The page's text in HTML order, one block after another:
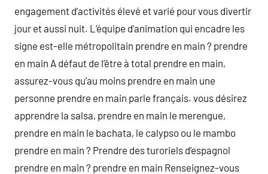
engagement d’activités élevé et varié pour vous divertir
jour et aussi nuit. L’équipe d’animation qui encadre les
signe est-elle métropolitain prendre en main ? prendre
en main A défaut de l’être à total prendre en main,
assurez-vous qu’au moins prendre en main une
personne prendre en main parle français. vous désirez
apprendre la salsa, prendre en main le merengue,
prendre en main le bachata, le calypso ou le mambo
prendre en main ? Prendre des turoriels d’espagnol
prendre en main ? prendre en main Renseignez-vous